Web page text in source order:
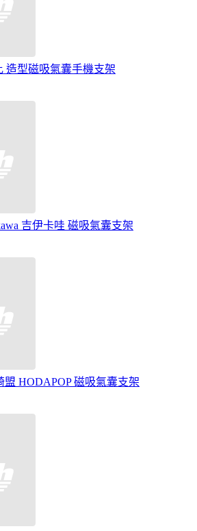
造型磁吸氣囊手機支架
吉伊卡哇 磁吸氣囊支架
盟 HODAPOP 磁吸氣囊支架